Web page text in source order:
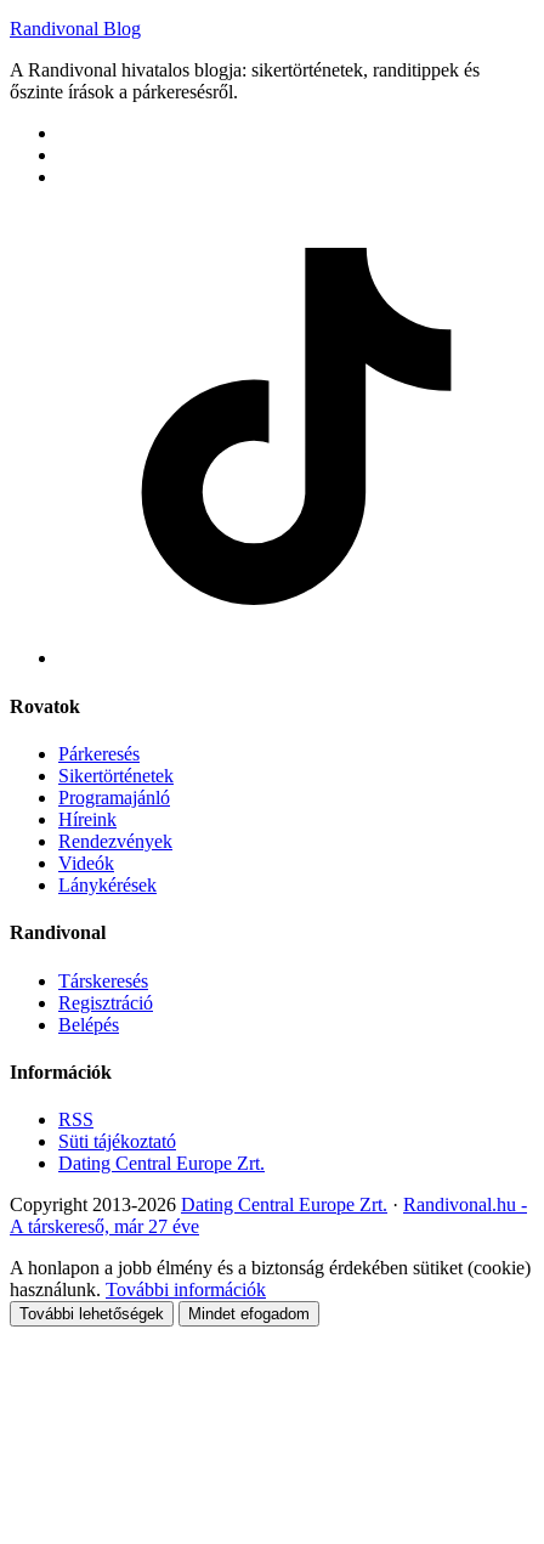
Randivonal Blog
A Randivonal hivatalos blogja: sikertörténetek, randitippek és
őszinte írások a párkeresésről.
Rovatok
Párkeresés
Sikertörténetek
Programajánló
Híreink
Rendezvények
Videók
Lánykérések
Randivonal
Társkeresés
Regisztráció
Belépés
Információk
RSS
Süti tájékoztató
Dating Central Europe Zrt.
Copyright 2013-2026 Dating Central Europe Zrt. · Randivonal.hu -
A társkereső, már 27 éve
A honlapon a jobb élmény és a biztonság érdekében sütiket (cookie)
használunk. További információk
További lehetőségek Mindet efogadom